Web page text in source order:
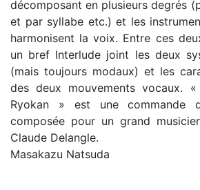
décomposant en plusieurs degrés
et par syllabe etc.) et les
harmonisent la voix. Entre ces
un bref Interlude joint les deux
(mais toujours modaux) et les
des deux mouvements vocaux.
Ryokan » est une commande
composée pour un grand
Claude Delangle.
Masakazu Natsuda